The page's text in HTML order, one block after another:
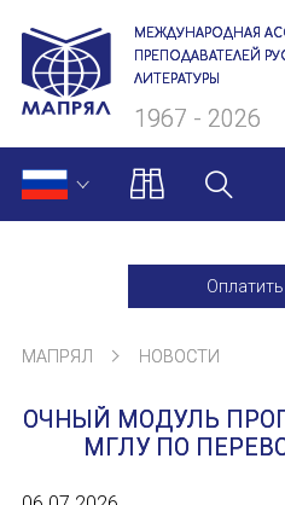
МЕЖДУНАРОДНАЯ
ПРЕПОДАВАТЕЛЕЙ
ЛИТЕРАТУРЫ
1967 - 2026
О нас
Президиум
Ревизионная
МАПРЯЛ НОВОСТИ
ОЧНЫЙ МОДУЛЬ
МГЛУ ПО